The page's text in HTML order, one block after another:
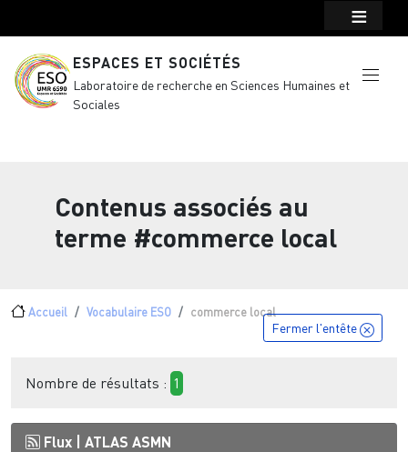
ESPACES ET SOCIÉTÉS
Laboratoire de recherche en Sciences Humaines et
Sociales
Contenus associés au
terme #commerce local
Fil d'Ariane
Accueil Vocabulaire ESO commerce local
Fermer l'entête
Nombre de résultats : 1
Flux | ATLAS ASMN